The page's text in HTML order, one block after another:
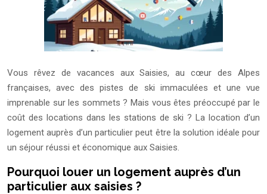
Vous rêvez de vacances aux Saisies, au cœur des Alpes
françaises, avec des pistes de ski immaculées et une vue
imprenable sur les sommets ? Mais vous êtes préoccupé par le
coût des locations dans les stations de ski ? La location d’un
logement auprès d’un particulier peut être la solution idéale pour
un séjour réussi et économique aux Saisies.
Pourquoi louer un logement auprès d’un
particulier aux saisies ?